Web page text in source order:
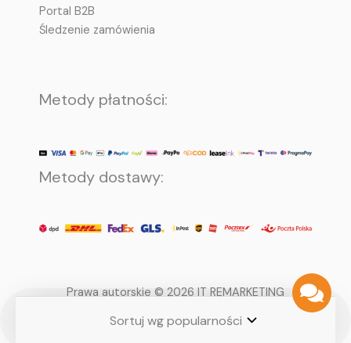
Portal B2B
Śledzenie zamówienia
Metody płatności:
Metody dostawy:
Prawa autorskie © 2026 IT REMARKETING